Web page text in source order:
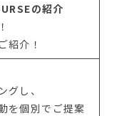
の紹介
紹介！
グし、
を個別でご提案